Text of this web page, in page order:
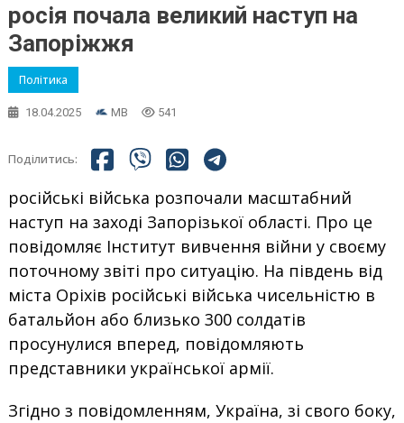
росія почала великий наступ на
Запоріжжя
Політика
18.04.2025 MB 541
Поділитись:
російські війська розпочали масштабний
наступ на заході Запорізької області. Про це
повідомляє Інститут вивчення війни у своєму
поточному звіті про ситуацію. На південь від
міста Оріхів російські війська чисельністю в
батальйон або близько 300 солдатів
просунулися вперед, повідомляють
представники української армії.
Згідно з повідомленням, Україна, зі свого боку,